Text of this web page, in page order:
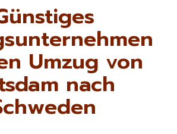
Umzug von
nach